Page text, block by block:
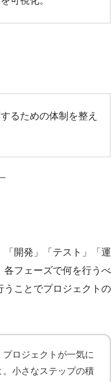
るための体制を整え
「開発」「テスト」「運
各フェーズで何を行うべ
うことでプロジェクトの
ロジェクトが一気に
。小さなステップの積